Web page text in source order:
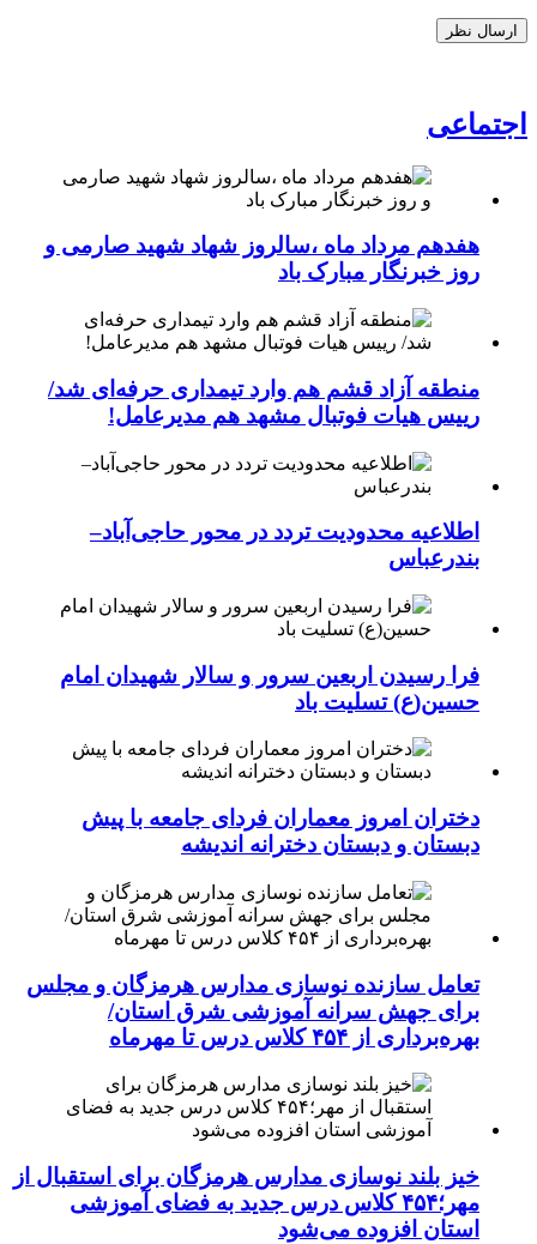
اجتماعی
هفدهم مرداد ماه ،سالروز شهاد شهید صارمی و
روز خبرنگار مبارک باد
منطقه آزاد قشم هم وارد تیمداری حرفه‌ای شد/
رییس هیات فوتبال مشهد هم مدیرعامل!
اطلاعیه محدودیت تردد در محور حاجی‌آباد–
بندرعباس
فرا رسیدن اربعین سرور و سالار شهیدان امام
حسین(ع) تسلیت باد
دختران امروز معماران فردای جامعه با پیش
دبستان و دبستان دخترانه اندیشه
تعامل سازنده نوسازی مدارس هرمزگان و مجلس
برای جهش سرانه آموزشی شرق استان/
بهره‌برداری از ۴۵۴ کلاس درس تا مهرماه
خیز بلند نوسازی مدارس هرمزگان برای استقبال از
مهر؛۴۵۴ کلاس درس جدید به فضای آموزشی
استان افزوده می‌شود